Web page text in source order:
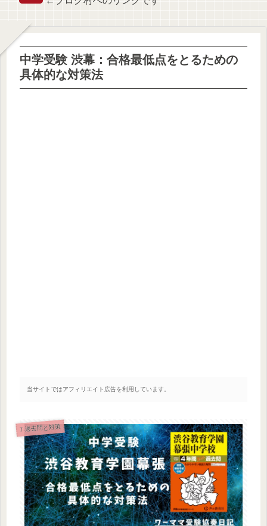
中学受験 渋幕：合格最低点をとるための
具体的な対策法
当サイトではアフィリエイト広告を利用しています。
7.過去問と対策